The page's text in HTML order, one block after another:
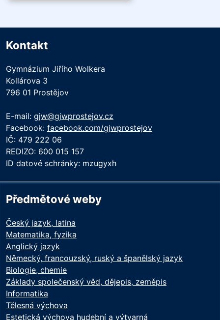
Kontakt
Gymnázium Jiřího Wolkera
Kollárova 3
796 01 Prostějov
E-mail: gjw@gjwprostejov.cz
Facebook: facebook.com/gjwprostejov
IČ: 479 222 06
REDIZO: 600 015 157
ID datové schránky: mzugyxh
Předmětové weby
Český jazyk, latina
Matematika, fyzika
Anglický jazyk
Německý, francouzský, ruský a španělský jazyk
Biologie, chemie
Základy společenský věd, dějepis, zeměpis
Informatika
Tělesná výchova
Estetická výchova hudební a výtvarná